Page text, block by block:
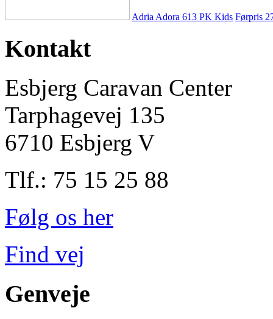
Adria Adora 613 PK Kids Førpris
Kontakt
Esbjerg Caravan Center
Tarphagevej 135
6710 Esbjerg V
Tlf.: 75 15 25 88
Følg os her
Find vej
Genveje